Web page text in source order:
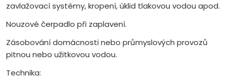
zavlažovací systémy, kropení, úklid tlakovou vodou apod.
Nouzové čerpadlo při zaplavení.
Zásobování domácnosti nebo průmyslových provozů
pitnou nebo užitkovou vodou.
Technika: